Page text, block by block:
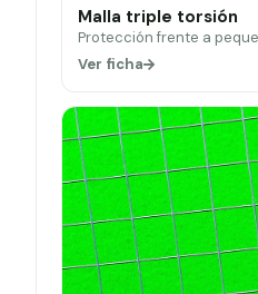
Malla triple torsión
Protección frente a
Ver ficha